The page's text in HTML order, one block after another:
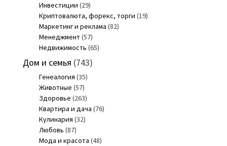
Инвестиции (29)
Криптовалюта, форекс, торги (19)
Маркетинг и реклама (82)
Менеджмент(57)
Недвижимость (65)
Дом и семья (743)
Генеалогия (35)
Животные (57)
Здоровье (263)
Квартира и дача (76)
Кулинария (32)
Любовь (87)
Мода и красота (48)